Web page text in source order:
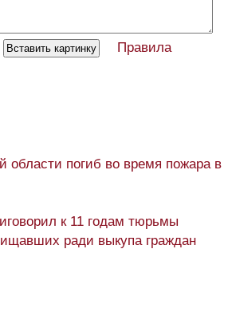
Правила
погиб во время пожара в
к 11 годам тюрьмы
ради выкупа граждан